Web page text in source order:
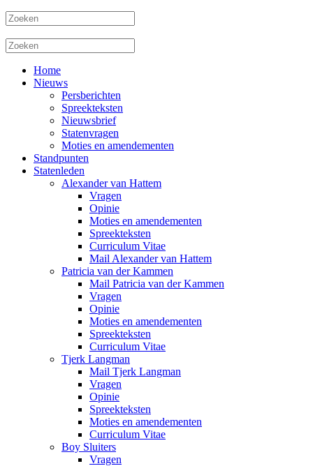
Home
Nieuws
Persberichten
Spreekteksten
Nieuwsbrief
Statenvragen
Moties en amendementen
Standpunten
Statenleden
Alexander van Hattem
Vragen
Opinie
Moties en amendementen
Spreekteksten
Curriculum Vitae
Mail Alexander van Hattem
Patricia van der Kammen
Mail Patricia van der Kammen
Vragen
Opinie
Moties en amendementen
Spreekteksten
Curriculum Vitae
Tjerk Langman
Mail Tjerk Langman
Vragen
Opinie
Spreekteksten
Moties en amendementen
Curriculum Vitae
Boy Sluiters
Vragen